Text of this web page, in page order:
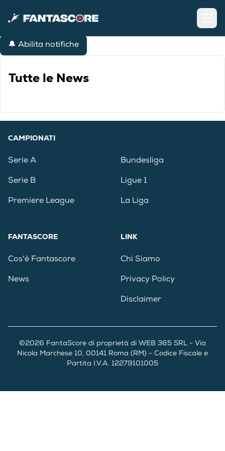
🔔 Abilita notifiche
Tutte le News
CAMPIONATI
Serie A
Serie B
Premiere League
Bundesliga
Ligue 1
La Liga
FANTASCORE
Cos'è Fantascore
News
LINK
Chi Siamo
Privacy Policy
Disclaimer
©2026 FantaScore di proprietà di WEB 365 SRL - Via
Nicola Marchese 10, 00141 Roma (RM) - Codice Fiscale e
Partita I.V.A. 12279101005